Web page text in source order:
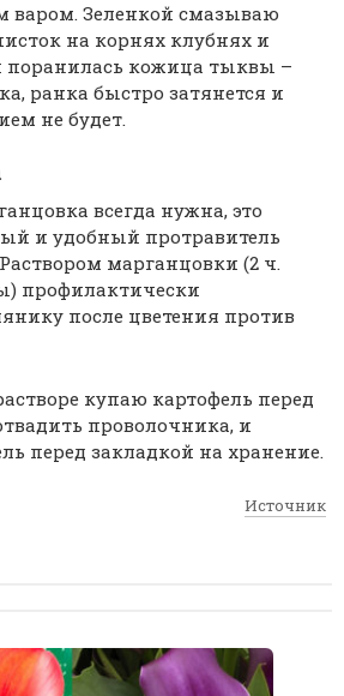
варом. Зеленкой смазываю
на корнях клубнях и
поранилась кожица тыквы –
ранка быстро затянется и
не будет.
всегда нужна, это
и удобный протравитель
марганцовки (2 ч.
профилактически
после цветения против
купаю картофель перед
проволочника, и
перед закладкой на хранение.
Источник